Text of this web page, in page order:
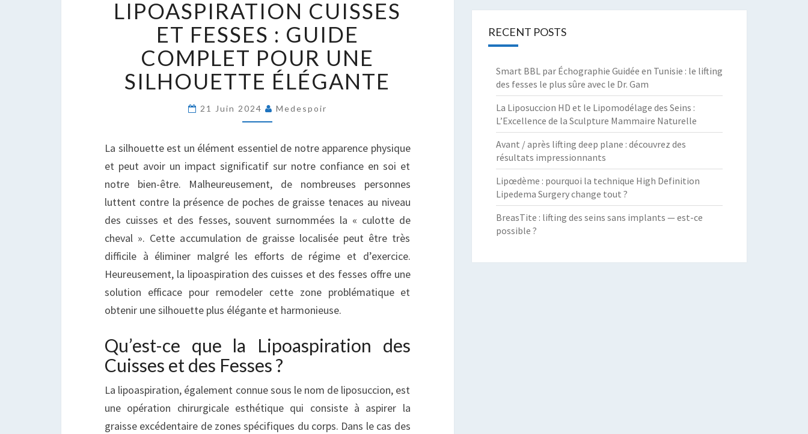
CUISSES
ET
FESSES
:
GUIDE
COMPLET
UNE
ÉLÉGANTE
LIPOASPIRATION CUISSES
ET FESSES : GUIDE
COMPLET POUR UNE
SILHOUETTE ÉLÉGANTE
21 Juin 2024 Medespoir
La silhouette est un élément essentiel de notre apparence physique
et peut avoir un impact significatif sur notre confiance en soi et
notre bien-être. Malheureusement, de nombreuses personnes
luttent contre la présence de poches de graisse tenaces au niveau
des cuisses et des fesses, souvent surnommées la « culotte de
cheval ». Cette accumulation de graisse localisée peut être très
difficile à éliminer malgré les efforts de régime et d’exercice.
Heureusement, la lipoaspiration des cuisses et des fesses offre une
solution efficace pour remodeler cette zone problématique et
obtenir une silhouette plus élégante et harmonieuse.
Qu’est-ce que la Lipoaspiration des
Cuisses et des Fesses ?
La lipoaspiration, également connue sous le nom de liposuccion, est
une opération chirurgicale esthétique qui consiste à aspirer la
graisse excédentaire de zones spécifiques du corps. Dans le cas des
RECENT POSTS
Smart BBL par Échographie Guidée en Tunisie : le lifting
des fesses le plus sûre avec le Dr. Gam
La Liposuccion HD et le Lipomodélage des Seins :
L’Excellence de la Sculpture Mammaire Naturelle
Avant / après lifting deep plane : découvrez des
résultats impressionnants
Lipœdème : pourquoi la technique High Definition
Lipedema Surgery change tout ?
BreasTite : lifting des seins sans implants — est-ce
possible ?